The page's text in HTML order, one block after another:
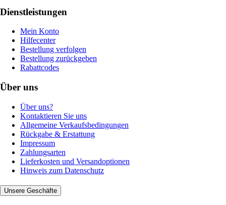
Dienstleistungen
Mein Konto
Hilfecenter
Bestellung verfolgen
Bestellung zurückgeben
Rabattcodes
Über uns
Über uns?
Kontaktieren Sie uns
Allgemeine Verkaufsbedingungen
Rückgabe & Erstattung
Impressum
Zahlungsarten
Lieferkosten und Versandoptionen
Hinweis zum Datenschutz
Unsere Geschäfte